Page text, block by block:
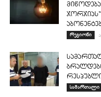
რეგიონი
სამართალი